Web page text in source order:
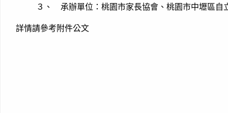
３、 承辦單位：桃園市家長協會、桃園市中壢區自
詳情請參考附件公文